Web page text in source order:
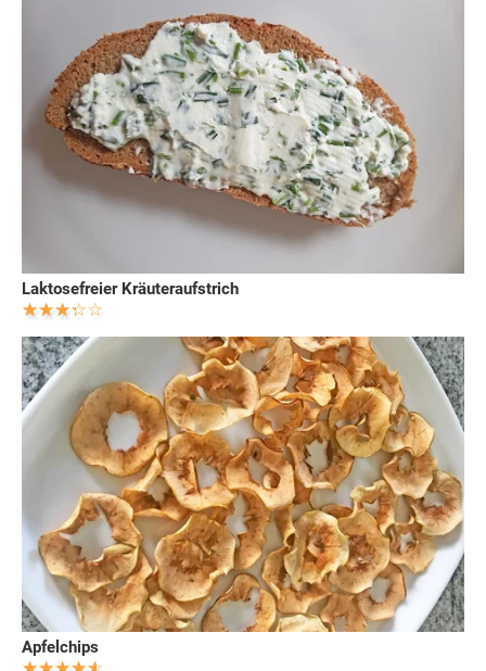
Laktosefreier Kräuteraufstrich
Apfelchips